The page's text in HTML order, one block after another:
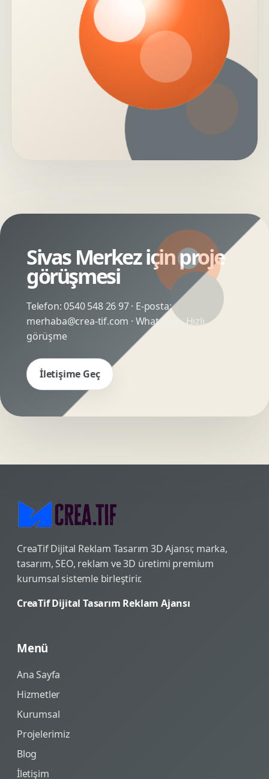
Sivas Merkez için proje
görüşmesi
Telefon:0540 548 26 97· E-posta:
merhaba@crea-tif.com · WhatsApp:Hızlı
görüşme
İletişime Geç
CreaTif Dijital Reklam Tasarım 3D Ajansı; marka,
tasarım, SEO, reklam ve 3D üretimi premium
kurumsal sistemle birleştirir.
CreaTif Dijital Tasarım Reklam Ajansı
Menü
Ana Sayfa
Hizmetler
Kurumsal
Projelerimiz
Blog
İletişim